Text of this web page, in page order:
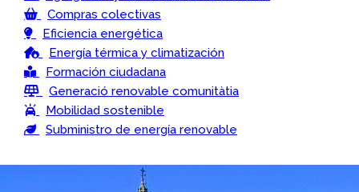
Compras colectivas
Eficiencia energética
Energía térmica y climatización
Formación ciudadana
Generació renovable comunitàtia
Mobilidad sostenible
Subministro de energía renovable